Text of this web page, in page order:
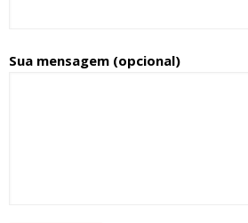
Sua mensagem (opcional)